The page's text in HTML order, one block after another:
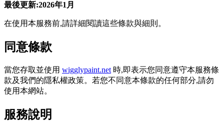
最後更新:2026年1月
在使用本服務前,請詳細閱讀這些條款與細則。
同意條款
當您存取並使用 wigglypaint.net 時,即表示您同意遵守本服務條
款及我們的隱私權政策。若您不同意本條款的任何部分,請勿
使用本網站。
服務說明